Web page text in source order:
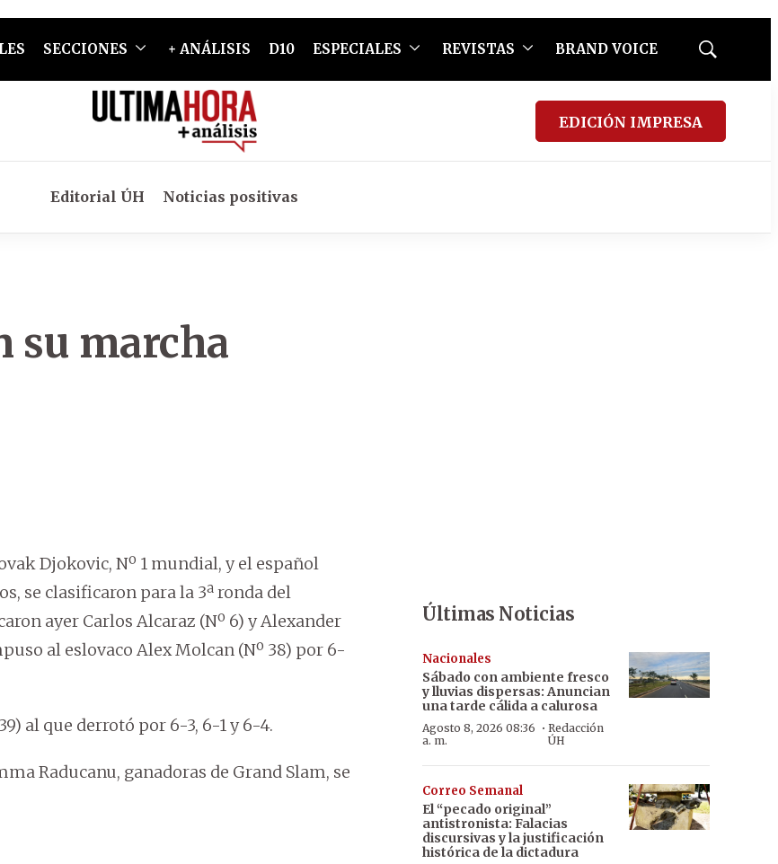
SECCIONES + ANÁLISIS D10 ESPECIALES REVISTAS BRAND VOICE
Mostrar
EDICIÓN IMPRESA
Editorial ÚH Noticias positivas
su marcha
Djokovic, Nº 1 mundial, y el español
se clasificaron para la 3ª ronda del
ayer Carlos Alcaraz (Nº 6) y Alexander
al eslovaco Alex Molcan (Nº 38) por 6-
al que derrotó por 6-3, 6-1 y 6-4.
Raducanu, ganadoras de Grand Slam, se
Últimas Noticias
Nacionales
Sábado con ambiente fresco
y lluvias dispersas: Anuncian
una tarde cálida a calurosa
Agosto 8, 2026 08:36
a. m.
·Redacción
ÚH
Correo Semanal
El “pecado original”
antistronista: Falacias
discursivas y la justificación
histórica de la dictadura